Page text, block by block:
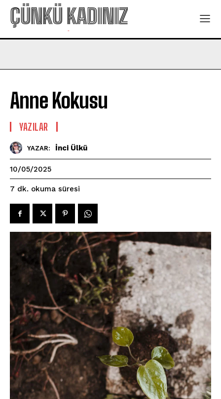
ÇÜNKÜ KADINIZ
-
Anne Kokusu
YAZILAR
YAZAR: İnci Ülkü
10/05/2025
7 dk. okuma süresi